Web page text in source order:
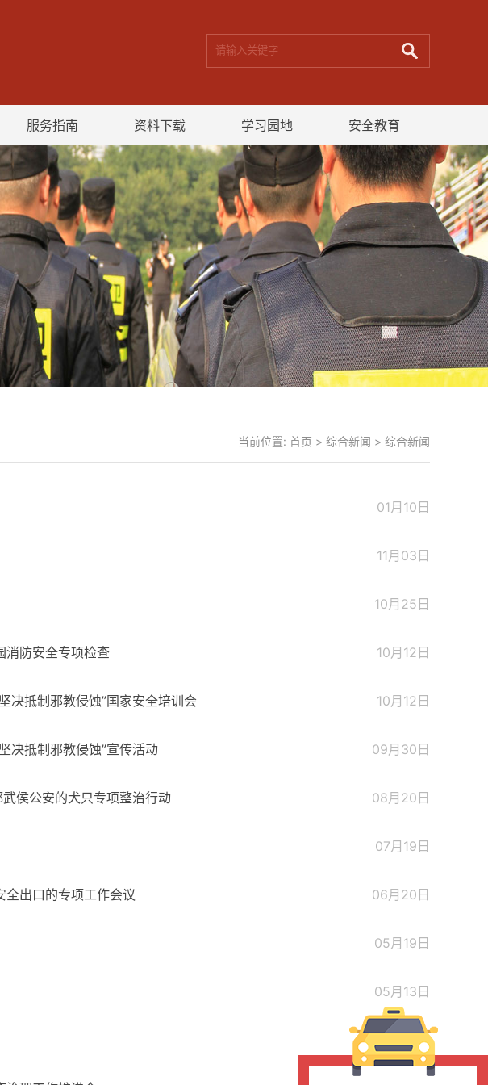
服务指南 资料下载 学习园地 安全教育
当前位置: 首页 > 综合新闻 > 综合新闻
01月10日
11月03日
10月25日
10月12日
消防安全专项检查
10月12日
决抵制邪教侵蚀”国家安全培训会
09月30日
决抵制邪教侵蚀”宣传活动
08月20日
侯公安的犬只专项整治行动
07月19日
06月20日
全出口的专项工作会议
05月19日
05月13日
04月12日